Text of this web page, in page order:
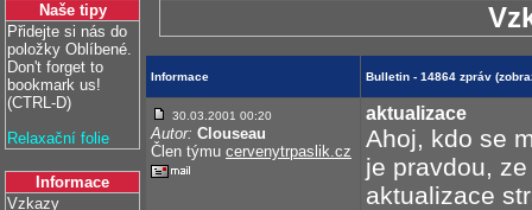
Naše tipy
Přidejte si nás do
položky Oblíbené.
Don't forget to
bookmark us!
(CTRL-D)
Relaxační folie
Informace
Vzkazy
Informace Bulletin - 14864 zpráv
30.03.2001 00:20
Autor: Clouseau
Člen týmu cervenytrpaslik.cz
aktualizace
Ahoj, kdo se
je pravdou,
aktualizace